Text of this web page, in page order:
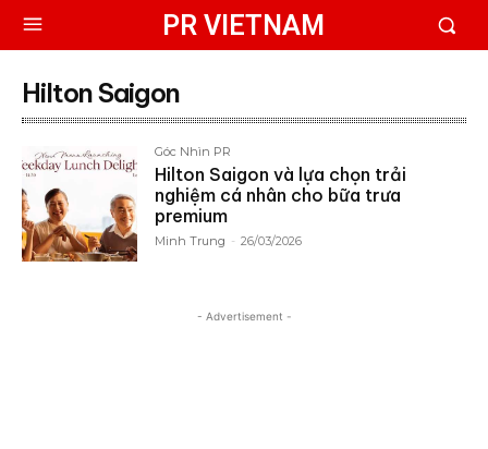
PR VIETNAM
Hilton Saigon
Góc Nhìn PR
Hilton Saigon và lựa chọn trải
nghiệm cá nhân cho bữa trưa
premium
Minh Trung - 26/03/2026
- Advertisement -